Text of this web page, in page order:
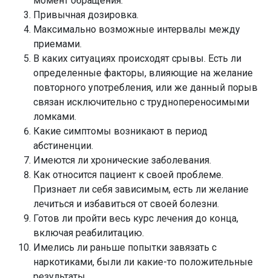
Привычная дозировка.
Максимально возможные интервалы между
приемами.
В каких ситуациях происходят срывы. Есть ли
определенные факторы, влияющие на желание
повторного употребления, или же данный порыв
связан исключительно с труднопереносимыми
ломками.
Какие симптомы возникают в период
абстиненции.
Имеются ли хронические заболевания.
Как относится пациент к своей проблеме.
Признает ли себя зависимым, есть ли желание
лечиться и избавиться от своей болезни.
Готов ли пройти весь курс лечения до конца,
включая реабилитацию.
Имелись ли раньше попытки завязать с
наркотиками, были ли какие-то положительные